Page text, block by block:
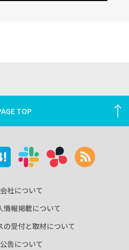
TOP
社について
情報掲載について
の受付と取材について
告について